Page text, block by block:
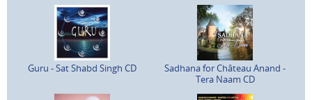
Guru - Sat Shabd Singh CD
Sadhana for Château Anand -
Tera Naam CD